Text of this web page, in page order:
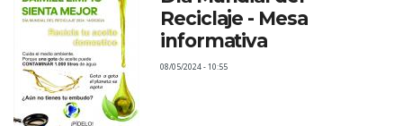
Reciclaje - Mesa
informativa
08/05/2024 - 10:55